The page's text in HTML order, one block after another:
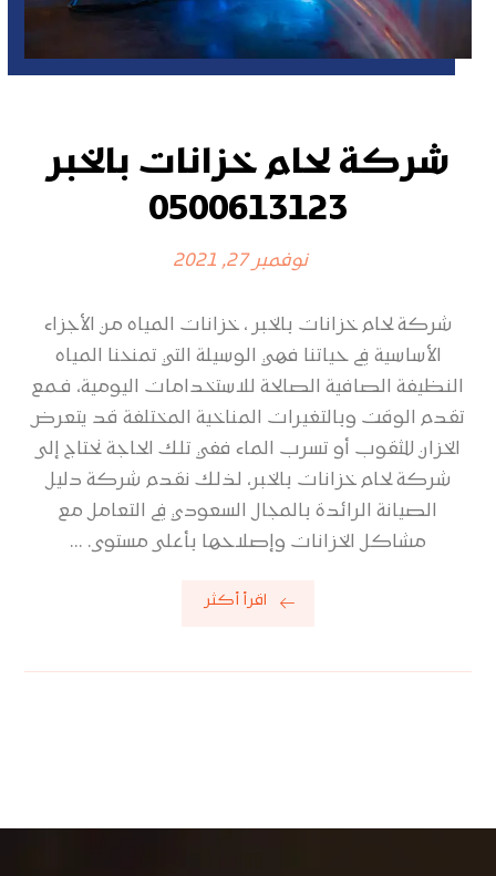
شركة لحام خزانات بالخبر
0500613123
نوفمبر 27, 2021
شركة لحام خزانات بالخبر ، خزانات المياه من الأجزاء
الأساسية في حياتنا فهي الوسيلة التي تمنحنا المياه
النظيفة الصافية الصالحة للاستخدامات اليومية، فـمع
تقدم الوقت وبالتغيرات المناخية المختلفة قد يتعرض
الخزان للثقوب أو تسرب الماء ففي تلك الحاجة نحتاج إلى
شركة لحام خزانات بالخبر، لذلك نقدم شركة دليل
الصيانة الرائدة بالمجال السعودي في التعامل مع
مشاكل الخزانات وإصلاحها بأعلى مستوى. ...
اقرأ أكثر